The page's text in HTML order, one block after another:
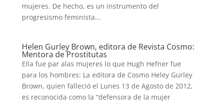
mujeres. De hecho, es un instrumento del
progresismo feminista...
Helen Gurley Brown, editora de Revista Cosmo:
Mentora de Prostitutas
Ella fue par alas mujeres lo que Hugh Hefner fue
para los hombres: La editora de Cosmo Heley Gurley
Brown, quien falleció el Lunes 13 de Agosto de 2012,
es reconocida como la “defensora de la mujer